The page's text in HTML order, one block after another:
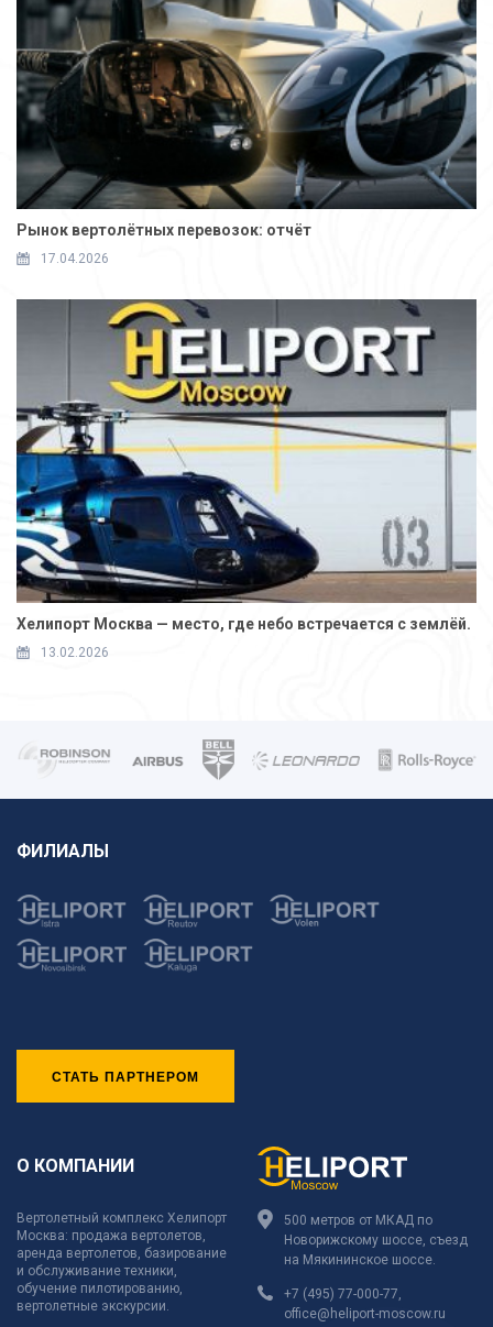
Рынок вертолётных перевозок: отчёт
17.04.2026
Хелипорт Москва — место, где небо встречается с землёй.
13.02.2026
ФИЛИАЛЫ
СТАТЬ ПАРТНЕРОМ
О КОМПАНИИ
Вертолетный комплекс Хелипорт
Москва: продажа вертолетов,
аренда вертолетов, базирование
и обслуживание техники,
обучение пилотированию,
вертолетные экскурсии.
500 метров от МКАД по
Новорижскому шоссе, съезд
на Мякининское шоссе.
+7 (495) 77-000-77
office@heliport-moscow.ru